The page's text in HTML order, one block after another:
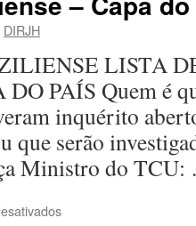
DIRJH
LISTA
PAÍS Quem é
inquérito
que serão
Ministro do
em